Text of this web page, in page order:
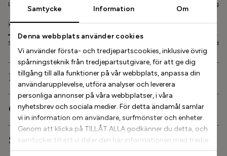
Samtycke Information Om
Denna webbplats använder cookies
Vi använder första- och tredjepartscookies, inklusive övrig
spårningsteknik från tredjepartsutgivare, för att ge dig
tillgång till alla funktioner på vår webbplats, anpassa din
användarupplevelse, utföra analyser och leverera
personliga annonser på våra webbplatser, i våra
nyhetsbrev och sociala medier. För detta ändamål samlar
vi in information om användare, surfmönster och enheter.
Genom att klicka på TILLÅT ALLA godkänner du detta, och
samtycker till att vi delar den här informationen med tredje
part, till exempel våra annonspartners. Om du vill kan
Låg Hög
Bredd
Smal Bred
Produktbeskrivning
Ortopediska egenskaper
Service och info